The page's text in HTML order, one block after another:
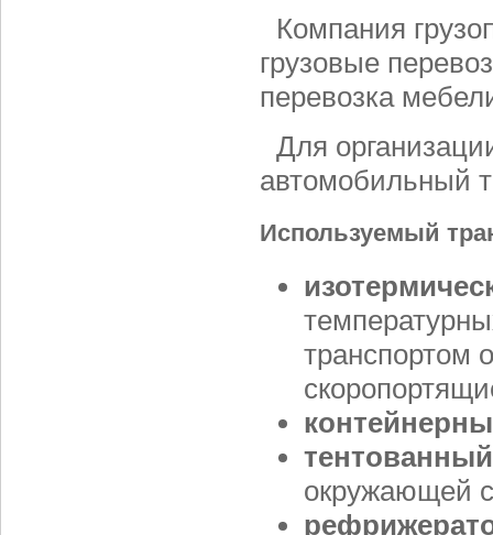
Компания
грузовые
перевозка
Для
автомобильный
Используемый
транспортом
тентованный
окружающей